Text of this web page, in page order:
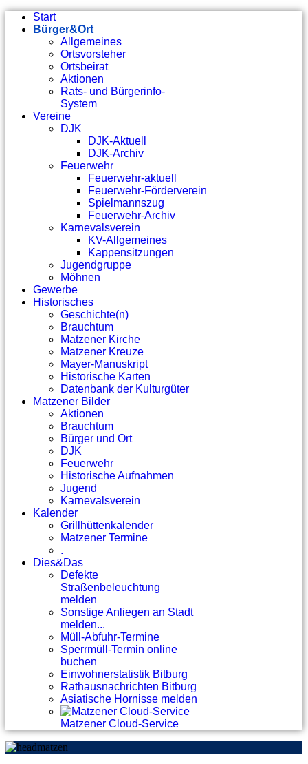
Start
Bürger&Ort
Allgemeines
Ortsvorsteher
Ortsbeirat
Aktionen
Rats- und Bürgerinfo-
System
Vereine
DJK
DJK-Aktuell
DJK-Archiv
Feuerwehr
Feuerwehr-aktuell
Feuerwehr-Förderverein
Spielmannszug
Feuerwehr-Archiv
Karnevalsverein
KV-Allgemeines
Kappensitzungen
Jugendgruppe
Möhnen
Gewerbe
Historisches
Geschichte(n)
Brauchtum
Matzener Kirche
Matzener Kreuze
Mayer-Manuskript
Historische Karten
Datenbank der Kulturgüter
Matzener Bilder
Aktionen
Brauchtum
Bürger und Ort
DJK
Feuerwehr
Historische Aufnahmen
Jugend
Karnevalsverein
Kalender
Grillhüttenkalender
Matzener Termine
.
Dies&Das
Defekte
Straßenbeleuchtung
melden
Sonstige Anliegen an Stadt
melden...
Müll-Abfuhr-Termine
Sperrmüll-Termin online
buchen
Einwohnerstatistik Bitburg
Rathausnachrichten Bitburg
Asiatische Hornisse melden
Matzener Cloud-Service